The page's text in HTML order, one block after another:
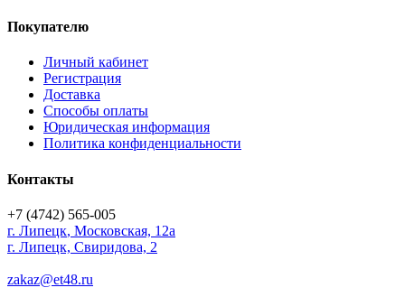
Покупателю
Личный кабинет
Регистрация
Доставка
Способы оплаты
Юридическая информация
Политика конфиденциальности
Контакты
+7 (4742) 565-005
г. Липецк, Московская, 12а
г. Липецк, Свиридова, 2
zakaz@et48.ru